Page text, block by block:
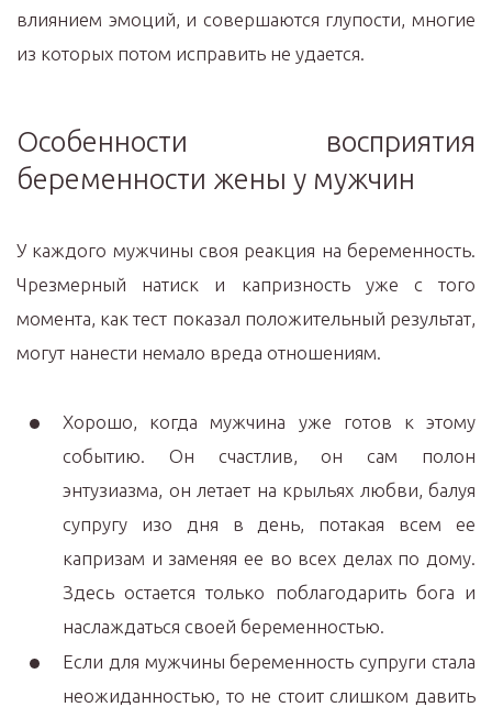
влиянием эмоций, и совершаются глупости, многие
из которых потом исправить не удается.
Особенности восприятия
беременности жены у мужчин
У каждого мужчины своя реакция на беременность.
Чрезмерный натиск и капризность уже с того
момента, как тест показал положительный результат,
могут нанести немало вреда отношениям.
Хорошо, когда мужчина уже готов к этому
событию. Он счастлив, он сам полон
энтузиазма, он летает на крыльях любви, балуя
супругу изо дня в день, потакая всем ее
капризам и заменяя ее во всех делах по дому.
Здесь остается только поблагодарить бога и
наслаждаться своей беременностью.
Если для мужчины беременность супруги стала
неожиданностью, то не стоит слишком давить